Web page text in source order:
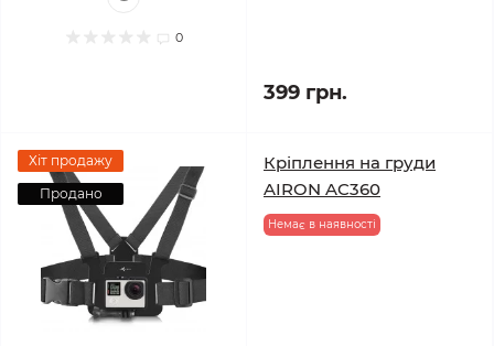
0
399 грн.
Хіт продажу
Продано
Кріплення на груди
AIRON AC360
Немає в наявності